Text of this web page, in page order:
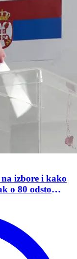
izbore i kako
o 80 odsto